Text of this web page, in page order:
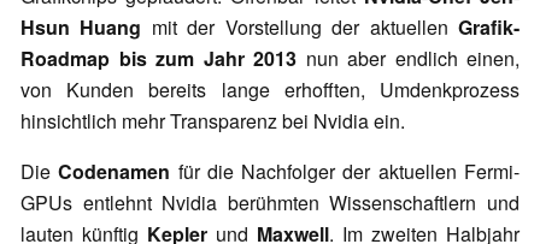
Hsun Huang mit der Vorstellung der aktuellenGrafik-
Roadmap bis zum Jahr 2013 nun aber endlich einen,
von Kunden bereits lange erhofften, Umdenkprozess
hinsichtlich mehr Transparenz bei Nvidia ein.
DieCodenamen für die Nachfolger der aktuellen Fermi-
GPUs entlehnt Nvidia berühmten Wissenschaftlern und
lauten künftig Kepler und Maxwell. Im zweiten Halbjahr